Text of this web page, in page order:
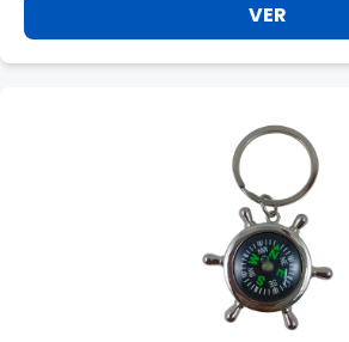
VER